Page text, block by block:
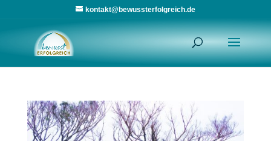
kontakt@bewussterfolgreich.de